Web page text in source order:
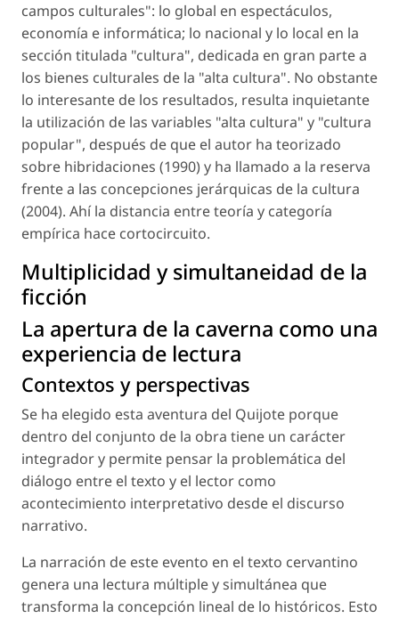
campos culturales": lo global en espectáculos,
economía e informática; lo nacional y lo local en la
sección titulada "cultura", dedicada en gran parte a
los bienes culturales de la "alta cultura". No obstante
lo interesante de los resultados, resulta inquietante
la utilización de las variables "alta cultura" y "cultura
popular", después de que el autor ha teorizado
sobre hibridaciones (1990) y ha llamado a la reserva
frente a las concepciones jerárquicas de la cultura
(2004). Ahí la distancia entre teoría y categoría
empírica hace cortocircuito.
Multiplicidad y simultaneidad de la
ficción
La apertura de la caverna como una
experiencia de lectura
Contextos y perspectivas
Se ha elegido esta aventura del Quijote porque
dentro del conjunto de la obra tiene un carácter
integrador y permite pensar la problemática del
diálogo entre el texto y el lector como
acontecimiento interpretativo desde el discurso
narrativo.
La narración de este evento en el texto cervantino
genera una lectura múltiple y simultánea que
transforma la concepción lineal de lo históricos. Esto